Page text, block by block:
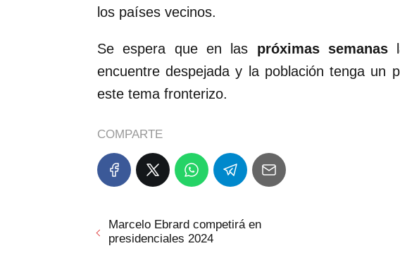
los países vecinos.
Se espera que en las próximas semanas
encuentre despejada y la población tenga un
este tema fronterizo.
COMPARTE
Marcelo Ebrard competirá en
presidenciales 2024